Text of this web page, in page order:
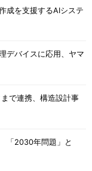
成を支援するAIシステ
デバイスに応用、ヤマ
で連携、構造設計事
「2030年問題」と